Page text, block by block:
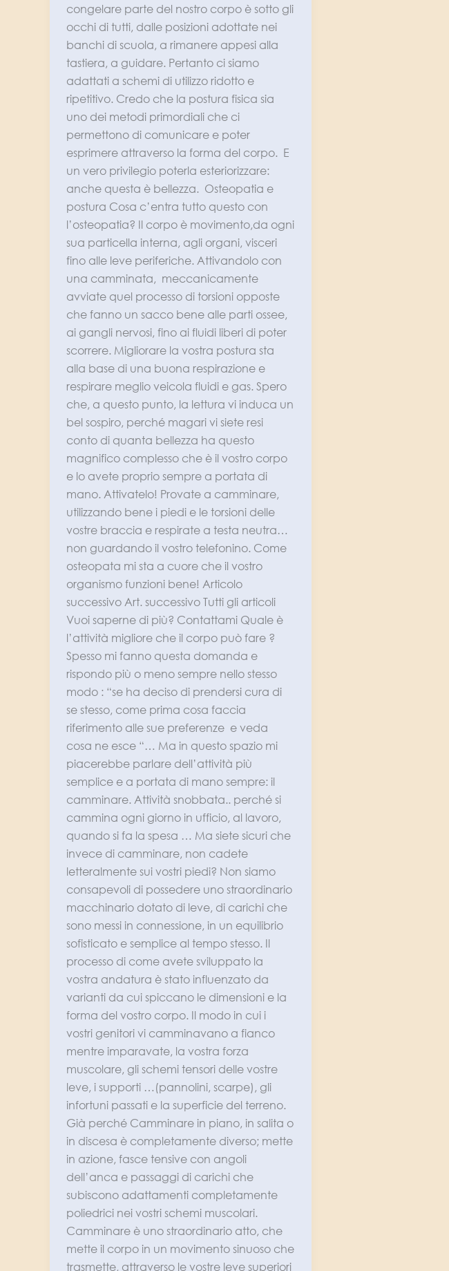
congelare parte del nostro corpo è sotto gli
occhi di tutti, dalle posizioni adottate nei
banchi di scuola, a rimanere appesi alla
tastiera, a guidare. Pertanto ci siamo
adattati a schemi di utilizzo ridotto e
ripetitivo. Credo che la postura fisica sia
uno dei metodi primordiali che ci
permettono di comunicare e poter
esprimere attraverso la forma del corpo. E
un vero privilegio poterla esteriorizzare:
anche questa è bellezza. Osteopatia e
postura Cosa c’entra tutto questo con
l’osteopatia? Il corpo è movimento,da ogni
sua particella interna, agli organi, visceri
fino alle leve periferiche. Attivandolo con
una camminata, meccanicamente
avviate quel processo di torsioni opposte
che fanno un sacco bene alle parti ossee,
ai gangli nervosi, fino ai fluidi liberi di poter
scorrere. Migliorare la vostra postura sta
alla base di una buona respirazione e
respirare meglio veicola fluidi e gas. Spero
che, a questo punto, la lettura vi induca un
bel sospiro, perché magari vi siete resi
conto di quanta bellezza ha questo
magnifico complesso che è il vostro corpo
e lo avete proprio sempre a portata di
mano. Attivatelo! Provate a camminare,
utilizzando bene i piedi e le torsioni delle
vostre braccia e respirate a testa neutra…
non guardando il vostro telefonino. Come
osteopata mi sta a cuore che il vostro
organismo funzioni bene! Articolo
successivo Art. successivo Tutti gli articoli
Vuoi saperne di più? Contattami Quale è
l’attività migliore che il corpo può fare ?
Spesso mi fanno questa domanda e
rispondo più o meno sempre nello stesso
modo : “se ha deciso di prendersi cura di
se stesso, come prima cosa faccia
riferimento alle sue preferenze e veda
cosa ne esce “… Ma in questo spazio mi
piacerebbe parlare dell’attività più
semplice e a portata di mano sempre: il
camminare. Attività snobbata.. perché si
cammina ogni giorno in ufficio, al lavoro,
quando si fa la spesa … Ma siete sicuri che
invece di camminare, non cadete
letteralmente sui vostri piedi? Non siamo
consapevoli di possedere uno straordinario
macchinario dotato di leve, di carichi che
sono messi in connessione, in un equilibrio
sofisticato e semplice al tempo stesso. Il
processo di come avete sviluppato la
vostra andatura è stato influenzato da
varianti da cui spiccano le dimensioni e la
forma del vostro corpo. Il modo in cui i
vostri genitori vi camminavano a fianco
mentre imparavate, la vostra forza
muscolare, gli schemi tensori delle vostre
leve, i supporti …(pannolini, scarpe), gli
infortuni passati e la superficie del terreno.
Già perché Camminare in piano, in salita o
in discesa è completamente diverso; mette
in azione, fasce tensive con angoli
dell’anca e passaggi di carichi che
subiscono adattamenti completamente
poliedrici nei vostri schemi muscolari.
Camminare è uno straordinario atto, che
mette il corpo in un movimento sinuoso che
trasmette, attraverso le vostre leve superiori